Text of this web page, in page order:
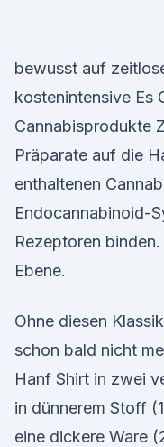
bewusst auf
kostenintensive Es
Cannabisprodukte
Präparate auf die
enthaltenen
Endocannabinoid-
Rezeptoren
Ebene.
Ohne diesen
schon bald nicht
Hanf Shirt in zwei
in dünnerem Stoff
eine dickere Ware